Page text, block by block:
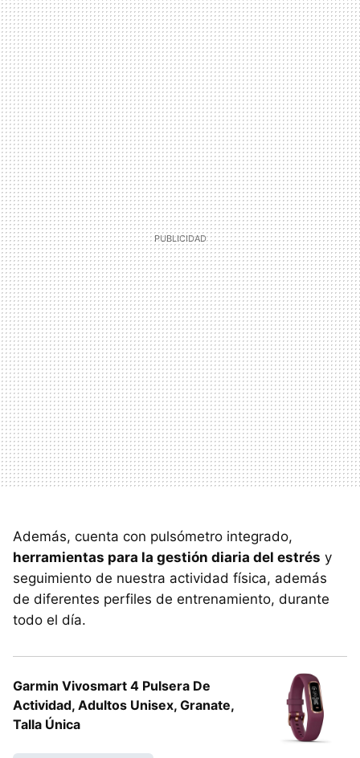
Además, cuenta con pulsómetro integrado,
herramientas para la gestión diaria del estrés y
seguimiento de nuestra actividad física, además
de diferentes perfiles de entrenamiento, durante
todo el día.
Garmin Vivosmart 4 Pulsera De
Actividad, Adultos Unisex, Granate,
Talla Única